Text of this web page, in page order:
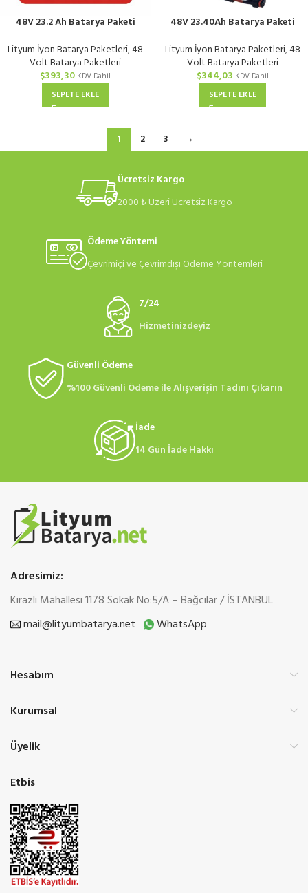
48V 23.2 Ah Batarya Paketi
Lityum İyon Batarya Paketleri,48
Volt Batarya Paketleri
$393,30 KDV Dahil
SEPETE EKLE
48V 23.40Ah Batarya Paketi
Lityum İyon Batarya Paketleri,48
Volt Batarya Paketleri
$344,03 KDV Dahil
SEPETE EKLE
1 2 3 →
Ücretsiz Kargo
2000 ₺ Üzeri Ücretsiz Kargo
Ödeme Yöntemi
Çevrimiçi ve Çevrimdışı Ödeme Yöntemleri
7/24
Hizmetinizdeyiz
Güvenli Ödeme
%100 Güvenli Ödeme ile Alışverişin Tadını Çıkarın
İade
14 Gün İade Hakkı
Adresimiz:
Kirazlı Mahallesi 1178 Sokak No:5/A – Bağcılar / İSTANBUL
mail@lityumbatarya.net
WhatsApp
Hesabım
Kurumsal
Üyelik
Etbis